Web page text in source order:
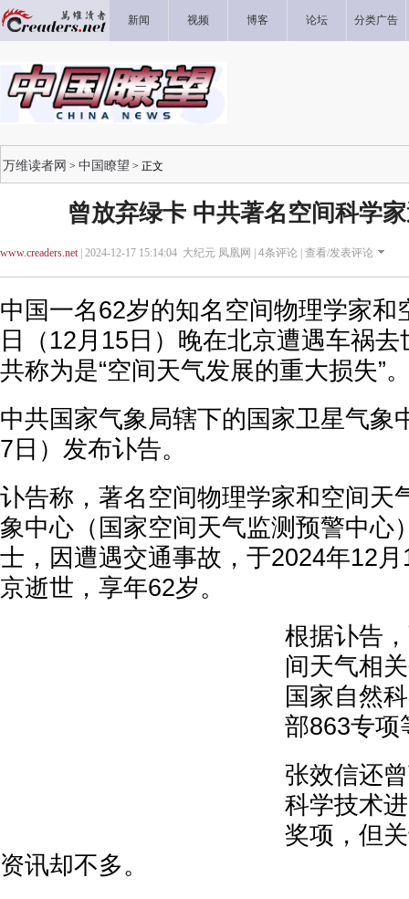
新闻 视频 博客 论坛 分类广告
万维读者网 > 中国瞭望 > 正文
曾放弃绿卡 中共著名空间科学
www.creaders.net| 2024-12-17 15:14:04 大纪元 凤凰网 | 4条评论 | 查看/发表评论
中国一名62岁的知名空间物理学家和
日（12月15日）晚在北京遭遇车祸
共称为是“空间天气发展的重大损失”
中共国家气象局辖下的国家卫星气象
7日）发布讣告。
讣告称，著名空间物理学家和空间天
象中心（国家空间天气监测预警中心
士，因遭遇交通事故，于2024年12
京逝世，享年62岁。
根据讣告
间天气相
国家自然
部863专项
张效信还
科学技术
奖项，但
资讯却不多。